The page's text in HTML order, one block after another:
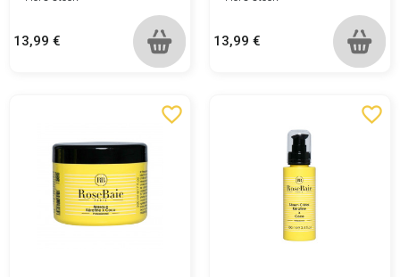
Prix
13,99 € Prix
13,99 €
favorite_border favorite_border